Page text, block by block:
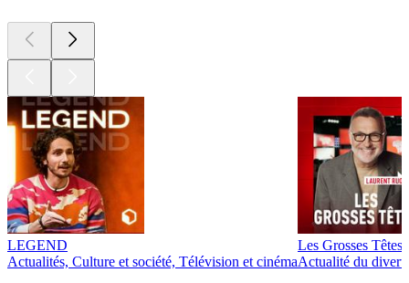
LEGEND
Actualités, Culture et société, Télévision et cinéma
Les Grosses Têtes
Actualité du